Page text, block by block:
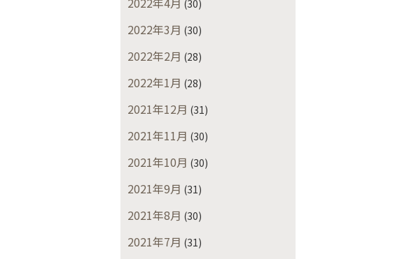
(30)
2022年3月 (30)
2022年2月 (28)
2022年1月 (28)
2021年12月 (31)
2021年11月 (30)
2021年10月 (30)
2021年9月 (31)
2021年8月 (30)
2021年7月 (31)